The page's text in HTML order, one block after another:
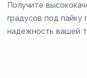
Получите
градусов под пайку
надежность вашей